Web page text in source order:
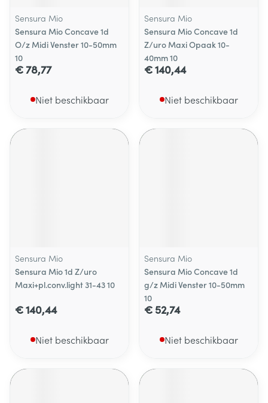
Sensura Mio
Sensura Mio Concave 1d
O/z Midi Venster 10-50mm
10
€ 78,77
Niet beschikbaar
Sensura Mio
Sensura Mio Concave 1d
Z/uro Maxi Opaak 10-
40mm 10
€ 140,44
Niet beschikbaar
Sensura Mio
Sensura Mio 1d Z/uro
Maxi+pl.conv.light 31-43 10
€ 140,44
Niet beschikbaar
Sensura Mio
Sensura Mio Concave 1d
g/z Midi Venster 10-50mm
10
€ 52,74
Niet beschikbaar